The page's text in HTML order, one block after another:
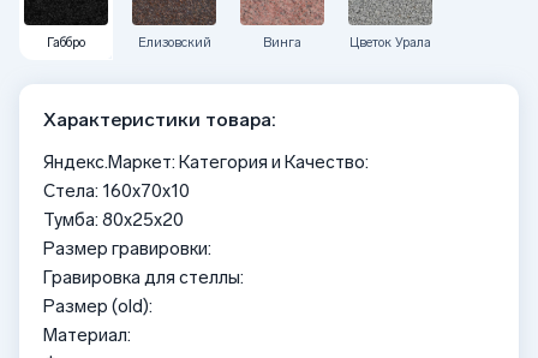
Габбро Елизовский Винга Цветок Урала
Характеристики товара:
Яндекс.Маркет: Категория и Качество:
Стела: 160x70x10
Тумба: 80x25x20
Размер гравировки:
Гравировка для стеллы:
Размер (old):
Материал: